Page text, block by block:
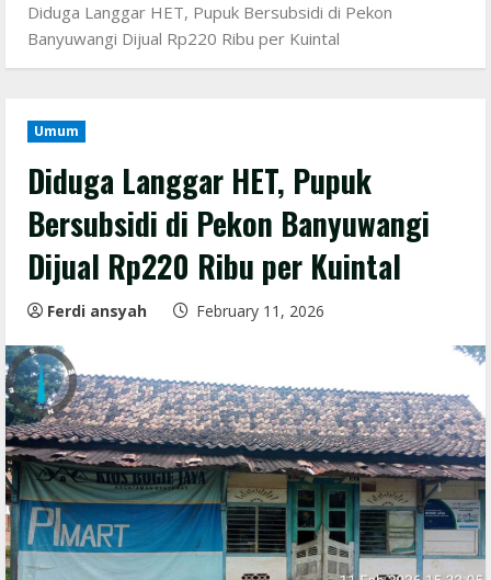
Diduga Langgar HET, Pupuk Bersubsidi di Pekon
Banyuwangi Dijual Rp220 Ribu per Kuintal
Umum
Diduga Langgar HET, Pupuk
Bersubsidi di Pekon Banyuwangi
Dijual Rp220 Ribu per Kuintal
Ferdi ansyah February 11, 2026